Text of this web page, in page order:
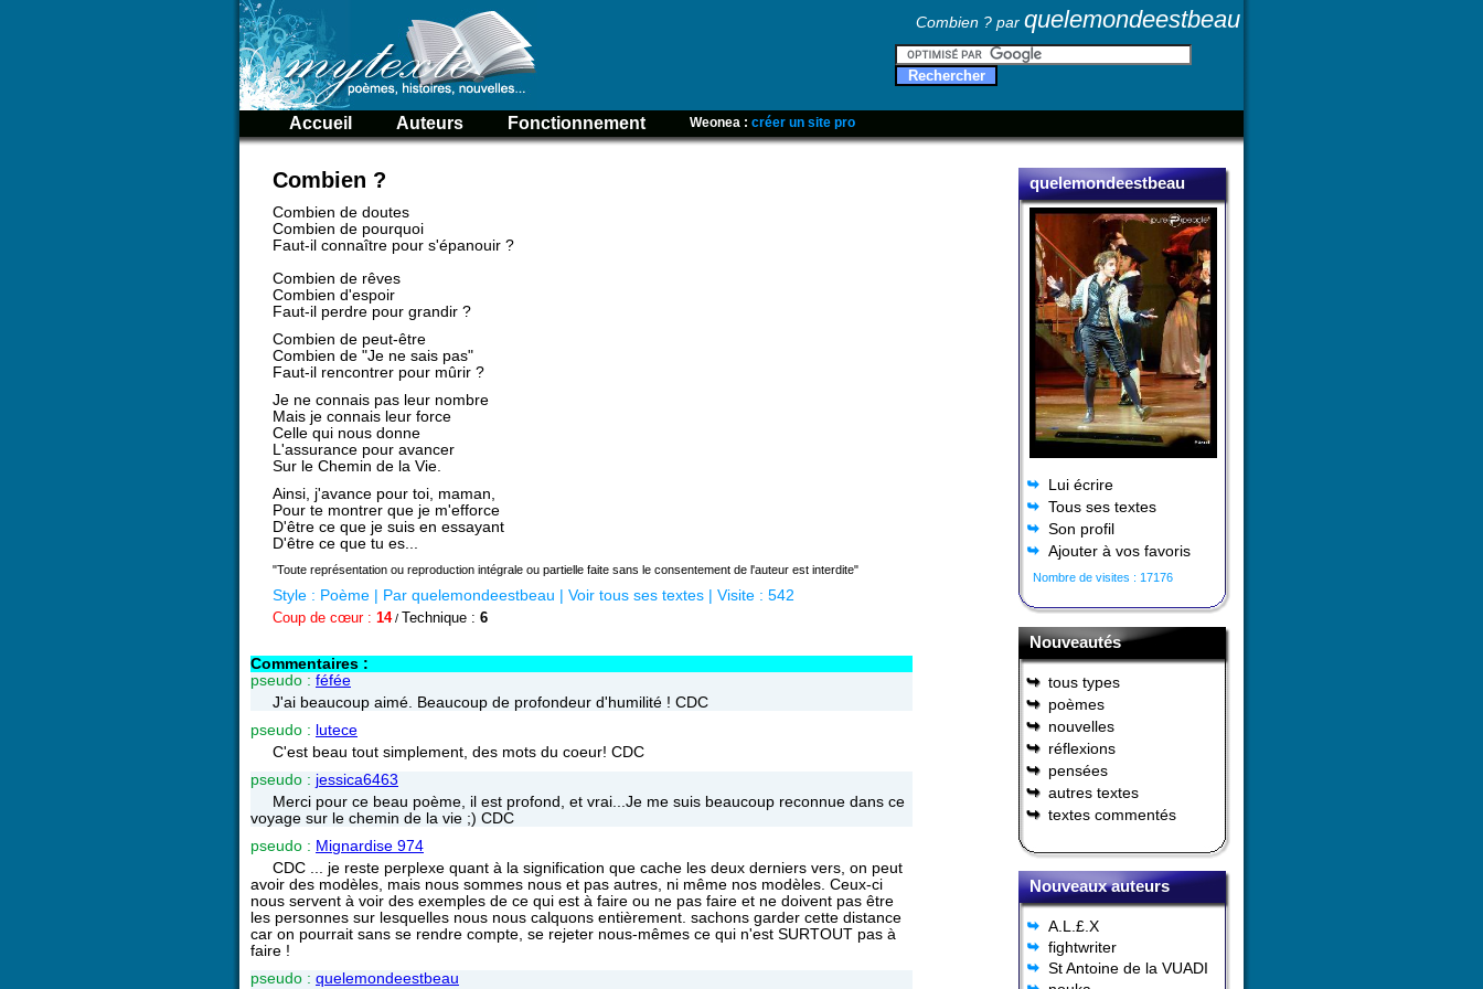
Combien ? par quelemondeestbeau
Accueil Auteurs Fonctionnement Weonea : créer un site pro
Combien ?
Combien de doutes
Combien de pourquoi
Faut-il connaître pour s'épanouir ?
Combien de rêves
Combien d'espoir
Faut-il perdre pour grandir ?
Combien de peut-être
Combien de "Je ne sais pas"
Faut-il rencontrer pour mûrir ?
Je ne connais pas leur nombre
Mais je connais leur force
Celle qui nous donne
L'assurance pour avancer
Sur le Chemin de la Vie.
Ainsi, j'avance pour toi, maman,
Pour te montrer que je m'efforce
D'être ce que je suis en essayant
D'être ce que tu es...
"Toute représentation ou reproduction intégrale ou partielle faite sans le consentement de l'auteur est interdite"
Style : Poème | Par quelemondeestbeau Voir tous ses textes | Visite : 542
Coup de cœur : 14 / Technique : 6
Commentaires :
pseudo : féfée
J'ai beaucoup aimé. Beaucoup de profondeur d'humilité ! CDC
pseudo : lutece
C'est beau tout simplement, des mots du coeur! CDC
pseudo : jessica6463
Merci pour ce beau poème, il est profond, et vrai...Je me suis beaucoup reconnue dans ce
voyage sur le chemin de la vie ;) CDC
pseudo : Mignardise 974
CDC ... je reste perplexe quant à la signification que cache les deux derniers vers, on peut
avoir des modèles, mais nous sommes nous et pas autres, ni même nos modèles. Ceux-ci
nous servent à voir des exemples de ce qui est à faire ou ne pas faire et ne doivent pas être
les personnes sur lesquelles nous nous calquons entièrement. sachons garder cette distance
car on pourrait sans se rendre compte, se rejeter nous-mêmes ce qui n'est SURTOUT pas à
faire !
pseudo : quelemondeestbeau
quelemondeestbeau
Lui écrire
Tous ses textes
Son profil
Ajouter à vos favoris
Nombre de visites : 17176
Nouveautés
tous types
poèmes
nouvelles
réflexions
pensées
autres textes
textes commentés
Nouveaux auteurs
A.L.£.X
fightwriter
St Antoine de la VUADI